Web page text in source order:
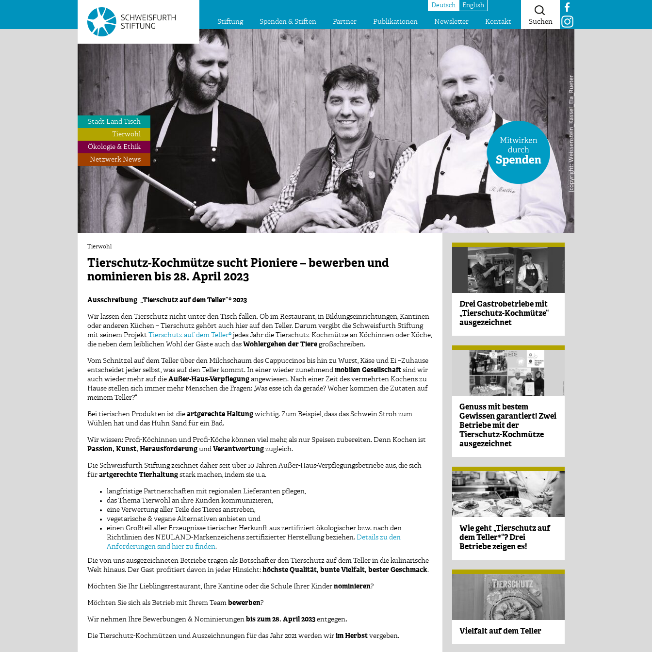
Stiftung Spenden & Stiften Partner Publikationen Newsletter Kontakt Suchen
Deutsch English
Stadt Land Tisch
Tierwohl
Ökologie & Ethik
Netzwerk News
Tierwohl
Tierschutz-Kochmütze sucht Pioniere – bewerben und
nominieren bis 28. April 2023
Ausschreibung „Tierschutz auf dem Teller“® 2023
Wir lassen den Tierschutz nicht unter den Tisch fallen. Ob im Restaurant, in Bildungseinrichtungen, Kantinen
oder anderen Küchen – Tierschutz gehört auch hier auf den Teller. Darum vergibt die Schweisfurth Stiftung
mit seinem Projekt Tierschutz auf dem Teller® jedes Jahr die Tierschutz-Kochmütze an Köchinnen oder Köche,
die neben dem leiblichen Wohl der Gäste auch das Wohlergehen der Tiere großschreiben.
Vom Schnitzel auf dem Teller über den Milchschaum des Cappuccinos bis hin zu Wurst, Käse und Ei –Zuhause
entscheidet jeder selbst, was auf den Teller kommt. In einer wieder zunehmend mobilen Gesellschaft sind wir
auch wieder mehr auf die Außer-Haus-Verpflegung angewiesen. Nach einer Zeit des vermehrten Kochens zu
Hause stellen sich immer mehr Menschen die Fragen: „Was esse ich da gerade? Woher kommen die Zutaten auf
meinem Teller?“
Bei tierischen Produkten ist die artgerechte Haltung wichtig. Zum Beispiel, dass das Schwein Stroh zum
Wühlen hat und das Huhn Sand für ein Bad.
Wir wissen: Profi-Köchinnen und Profi-Köche können viel mehr, als nur Speisen zubereiten. Denn Kochen ist
Passion, Kunst, Herausforderung und Verantwortung zugleich.
Die Schweisfurth Stiftung zeichnet daher seit über 10 Jahren Außer-Haus-Verpflegungsbetriebe aus, die sich
für artgerechte Tierhaltung stark machen, indem sie u.a.
langfristige Partnerschaften mit regionalen Lieferanten pflegen,
das Thema Tierwohl an ihre Kunden kommunizieren,
eine Verwertung aller Teile des Tieres anstreben,
vegetarische & vegane Alternativen anbieten und
einen Großteil aller Erzeugnisse tierischer Herkunft aus zertifiziert ökologischer bzw. nach den
Richtlinien des NEULAND-Markenzeichens zertifizierter Herstellung beziehen. Details zu den
Anforderungen sind hier zu finden.
Die von uns ausgezeichneten Betriebe tragen als Botschafter den Tierschutz auf dem Teller in die kulinarische
Welt hinaus. Der Gast profitiert davon in jeder Hinsicht: höchste Qualität, bunte Vielfalt, bester Geschmack.
Möchten Sie Ihr Lieblingsrestaurant, Ihre Kantine oder die Schule Ihrer Kinder nominieren?
Möchten Sie sich als Betrieb mit Ihrem Team bewerben?
Wir nehmen Ihre Bewerbungen & Nominierungen bis zum 28. April 2023 entgegen.
Die Tierschutz-Kochmützen und Auszeichnungen für das Jahr 2021 werden wir im Herbst vergeben.
Drei Gastrobetriebe mit
„Tierschutz-Kochmütze“
ausgezeichnet
Genuss mit bestem
Gewissen garantiert! Zwei
Betriebe mit der
Tierschutz-Kochmütze
ausgezeichnet
Wie geht „Tierschutz auf
dem Teller®“? Drei
Betriebe zeigen es!
Vielfalt auf dem Teller